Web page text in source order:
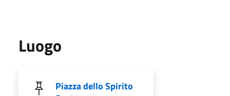
Luogo
Piazza dello Spirito